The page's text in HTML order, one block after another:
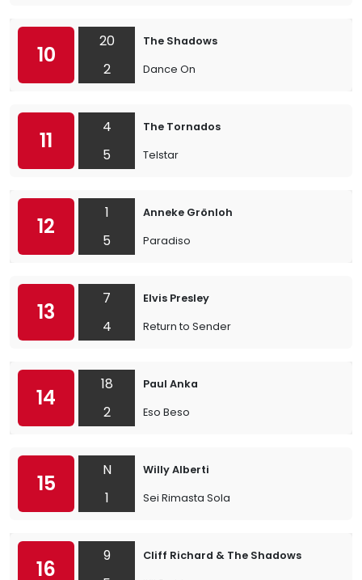
10
20
2
The Shadows
Dance On
11
4
5
The Tornados
Telstar
12
1
5
Anneke Grönloh
Paradiso
13
7
4
Elvis Presley
Return to Sender
14
18
2
Paul Anka
Eso Beso
15
N
1
Willy Alberti
Sei Rimasta Sola
16
9
Cliff Richard & The Shadows